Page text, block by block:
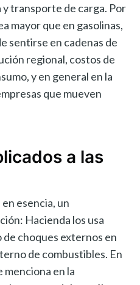
transporte de carga. Por
mayor que en gasolinas,
sentirse en cadenas de
regional, costos de
y en general en la
que mueven
a las
en esencia, un
Hacienda los usa
de choques externos en
de combustibles. En
menciona en la